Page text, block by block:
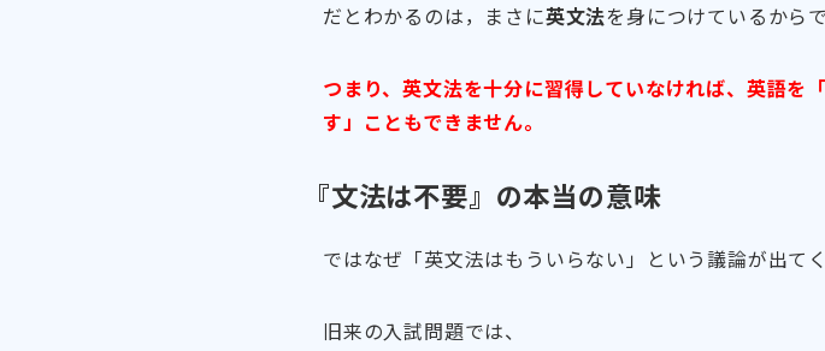
だとわかるのは，まさに英文法を身につけているからで
つまり、英文法を十分に習得していなければ、英語を
す」こともできません。
『文法は不要』の本当の意味
ではなぜ「英文法はもういらない」という議論が出て
旧来の入試問題では、